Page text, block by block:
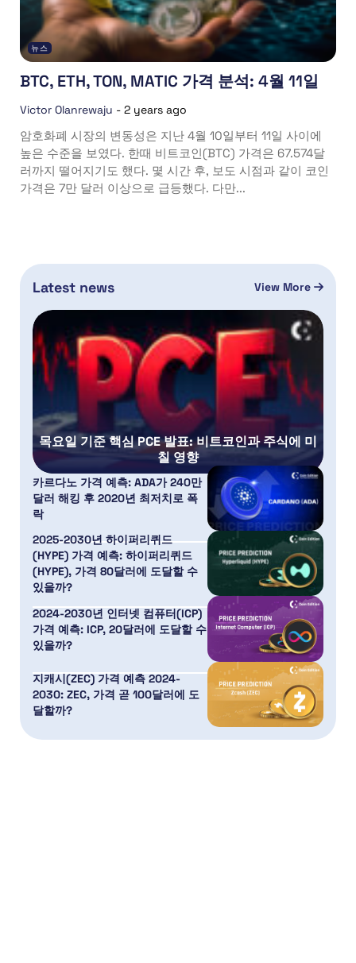
뉴스
BTC, ETH, TON, MATIC 가격 분석: 4월 11일
Victor Olanrewaju - 2 years ago
암호화폐 시장의 변동성은 지난 4월 10일부터 11일 사이에
높은 수준을 보였다. 한때 비트코인(BTC) 가격은 67.574달
러까지 떨어지기도 했다. 몇 시간 후, 보도 시점과 같이 코인
가격은 7만 달러 이상으로 급등했다. 다만...
Latest news View More
목요일 기준 핵심 PCE 발표: 비트코인과 주식에 미
칠 영향
카르다노 가격 예측: ADA가 240만
달러 해킹 후 2020년 최저치로 폭
락
2025-2030년 하이퍼리퀴드
(HYPE) 가격 예측: 하이퍼리퀴드
(HYPE), 가격 80달러에 도달할 수
있을까?
2024-2030년 인터넷 컴퓨터(ICP)
가격 예측: ICP, 20달러에 도달할 수
있을까?
지캐시(ZEC) 가격 예측 2024-
2030: ZEC, 가격 곧 100달러에 도
달할까?